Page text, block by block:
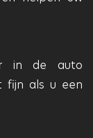
in de auto
fijn als u een